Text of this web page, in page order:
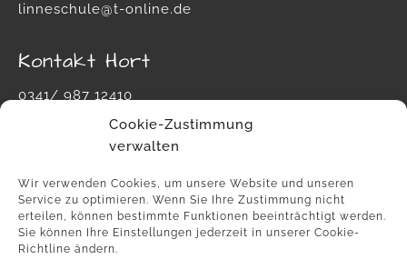
Cookie-Zustimmung
verwalten
Wir verwenden Cookies, um unsere Website und unseren
Service zu optimieren. Wenn Sie Ihre Zustimmung nicht
erteilen, können bestimmte Funktionen beeinträchtigt werden.
Sie können Ihre Einstellungen jederzeit in unserer Cookie-
Richtline ändern.
linneschule@t-online.de
Kontakt Hort
0341/ 987 12410
hort-carl-von-linne-schule@leipzig.de